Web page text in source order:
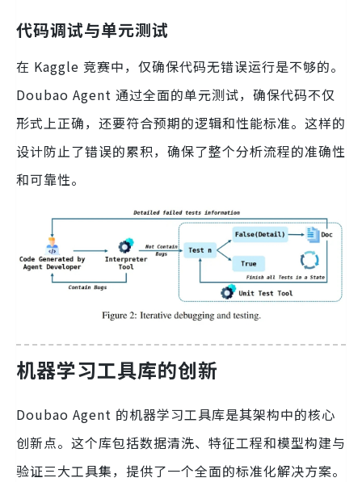
代码调试与单元测试
在 Kaggle 竞赛中，仅确保代码无错误运行是不够的。
Doubao Agent 通过全面的单元测试，确保代码不仅
形式上正确，还要符合预期的逻辑和性能标准。这样的
设计防止了错误的累积，确保了整个分析流程的准确性
和可靠性。
机器学习工具库的创新
Doubao Agent 的机器学习工具库是其架构中的核心
创新点。这个库包括数据清洗、特征工程和模型构建与
验证三大工具集，提供了一个全面的标准化解决方案。